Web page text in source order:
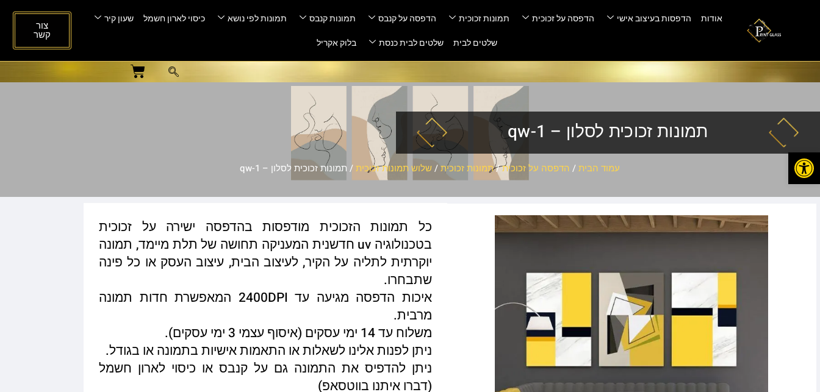
אודות הדפסות בעיצוב אישי הדפסה על זכוכית תמונות זכוכית הדפסה על קנבס תמונות קנבס תמונות לפי נושא כיסוי לארון חשמל
שעון קיר
שלטים לבית
שלטים לבית כנסת בלוק אקריל
צור
קשר
תמונות זכוכית לסלון – qw-1
עמוד הבית/ הדפסה על זכוכית/תמונות זכוכית/שלוש תמונות זכוכית/ תמונות זכוכית לסלון – qw-1
כל תמונות הזכוכית מודפסות בהדפסה ישירה על זכוכית
בטכנולוגיה uv חדשנית המעניקה תחושה של תלת מיימד, תמונה
יוקרתית לתליה על הקיר, לעיצוב הבית, עיצוב העסק או כל פינה
שתבחרו.
איכות הדפסה מגיעה עד 2400DPI המאפשרת חדות תמונה
מרבית.
משלוח עד 14 ימי עסקים (איסוף עצמי 3 ימי עסקים).
ניתן לפנות אלינו לשאלות או התאמות אישיות בתמונה או בגודל.
ניתן להדפיס את התמונה גם על קנבס או כיסוי לארון חשמל
(דברו איתנו בווטסאפ)
פתח סרגל נגישות